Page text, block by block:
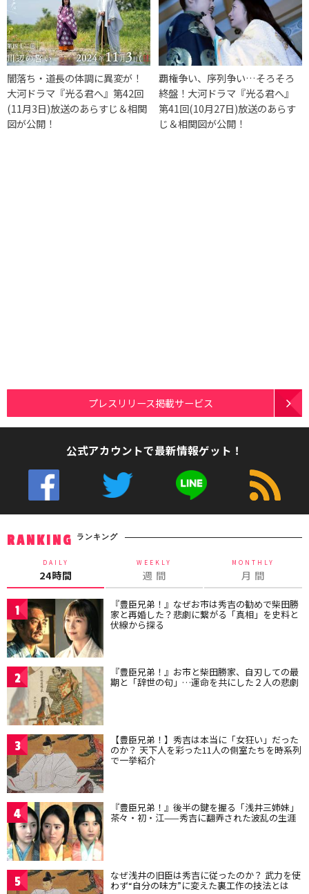
闇落ち・道長の体調に異変が！
大河ドラマ『光る君へ』第42回
(11月3日)放送のあらすじ＆相関
図が公開！
覇権争い、序列争い…そろそろ
終盤！大河ドラマ『光る君へ』
第41回(10月27日)放送のあらす
じ＆相関図が公開！
プレスリリース掲載サービス
公式アカウントで最新情報ゲット！
RANKING ランキング
DAILY
24時間
WEEKLY
週 間
MONTHLY
月 間
1 『豊臣兄弟！』なぜお市は秀吉の勧めで柴田勝
家と再婚した？悲劇に繋がる「真相」を史料と
伏線から探る
2 『豊臣兄弟！』お市と柴田勝家、自刃しての最
期と「辞世の句」…運命を共にした２人の悲劇
3 【豊臣兄弟！】秀吉は本当に「女狂い」だった
のか？ 天下人を彩った11人の側室たちを時系列
で一挙紹介
4 『豊臣兄弟！』後半の鍵を握る「浅井三姉妹」
茶々・初・江——秀吉に翻弄された波乱の生涯
5 なぜ浅井の旧臣は秀吉に従ったのか？ 武力を使
わず“自分の味方”に変えた裏工作の技法とは